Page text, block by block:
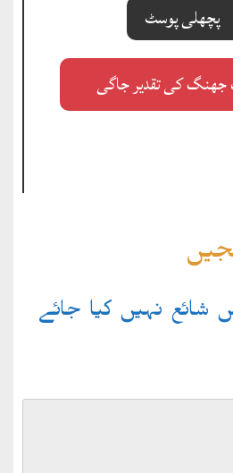
پچھلی پوسٹ
شائع نہیں کیا جائے